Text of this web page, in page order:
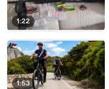
1:22
1:53